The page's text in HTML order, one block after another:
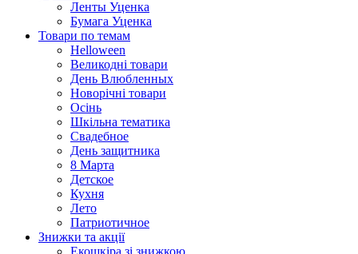
Ленты Уценка
Бумага Уценка
Товари по темам
Helloween
Великодні товари
День Влюбленных
Новорічні товари
Осінь
Шкільна тематика
Свадебное
День защитника
8 Марта
Детское
Кухня
Лето
Патриотичное
Знижки та акції
Екошкіра зі знижкою